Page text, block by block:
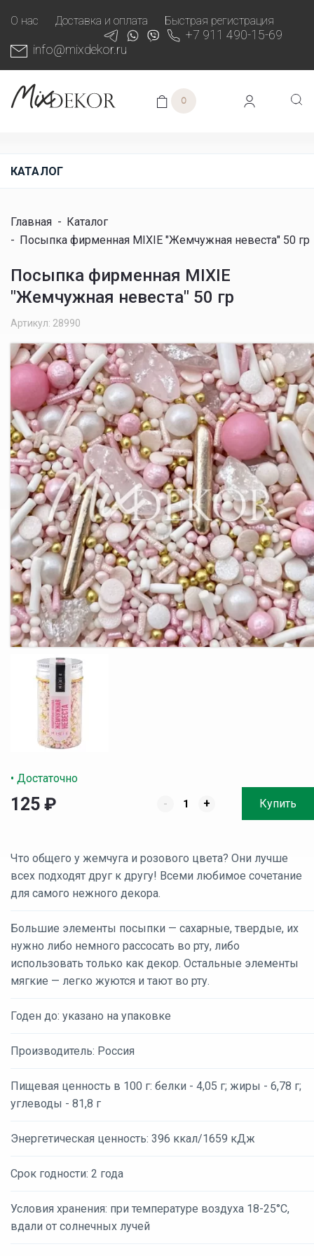
О нас Доставка и оплата Быстрая регистрация
+7 911 490-15-69
info@mixdekor.ru
0
КАТАЛОГ
Главная - Каталог
- Посыпка фирменная MIXIE "Жемчужная невеста" 50 гр
Посыпка фирменная MIXIE
"Жемчужная невеста" 50 гр
Артикул: 28990
• Достаточно
125 ₽ - + Купить
Что общего у жемчуга и розового цвета? Они лучше
всех подходят друг к другу! Всеми любимое сочетание
для самого нежного декора.
Большие элементы посыпки — сахарные, твердые, их
нужно либо немного рассосать во рту, либо
использовать только как декор. Остальные элементы
мягкие — легко жуются и тают во рту.
Годен до: указано на упаковке
Производитель: Россия
Пищевая ценность в 100 г: белки - 4,05 г; жиры - 6,78 г;
углеводы - 81,8 г
Энергетическая ценность: 396 ккал/1659 кДж
Срок годности: 2 года
Условия хранения: при температуре воздуха 18-25°С,
вдали от солнечных лучей